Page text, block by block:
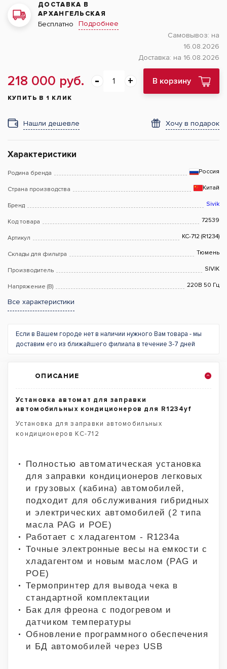
ДОСТАВКА В
АРХАНГЕЛЬСКАЯ
Бесплатно
Подробнее
Самовывоз: на
16.08.2026
Доставка: на 16.08.2026
218 000 руб. В корзину
КУПИТЬ В 1 КЛИК
Нашли дешевле Хочу в подарок
Характеристики
Родина бренда Россия
Страна производства Китай
Бренд Sivik
Код товара 72539
Артикул КС-712 (R1234)
Склады для фильтра Тюмень
Производитель SIVIK
Напряжение (В) 220В 50 Гц
Все характеристики
Если в Вашем городе нет в наличии нужного Вам товара - мы
доставим его из ближайшего филиала в течение 3-7 дней
ОПИСАНИЕ
Установка автомат для заправки
автомобильных кондиционеров для R1234yf
Установка для заправки автомобильных
кондиционеров КС-712
Полностью автоматическая установка
для заправки кондиционеров легковых
и грузовых (кабина) автомобилей,
подходит для обслуживания гибридных
и электрических автомобилей (2 типа
масла PAG и POE)
Работает с хладагентом - R1234a
Точные электронные весы на емкости с
хладагентом и новым маслом (PAG и
POE)
Термопринтер для вывода чека в
стандартной комплектации
Бак для фреона с подогревом и
датчиком температуры
Обновление программного обеспечения
и БД автомобилей через USB